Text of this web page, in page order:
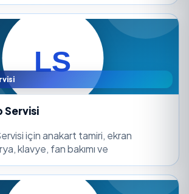
Servisi
için anakart tamiri, ekran
klavye, fan bakımı ve